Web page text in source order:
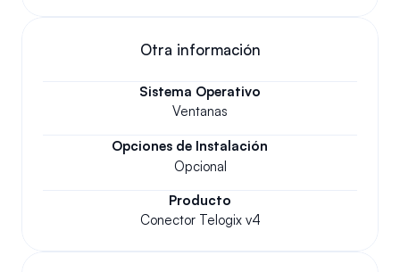
Otra información
Sistema Operativo
Ventanas
Opciones de Instalación
Opcional
Producto
Conector Telogix v4